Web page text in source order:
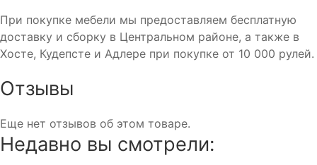
При покупке мебели мы предоставляем бесплатную
доставку и сборку в Центральном районе, а также в
Хосте, Кудепсте и Адлере при покупке от 10 000 рулей.
Отзывы
Еще нет отзывов об этом товаре.
Недавно вы смотрели: